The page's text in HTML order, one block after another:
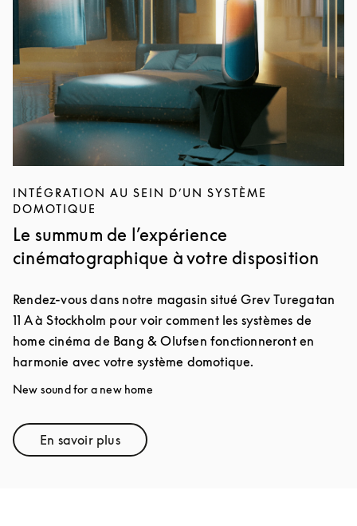
INTÉGRATION AU SEIN D’UN SYSTÈME
DOMOTIQUE
Le summum de l’expérience
cinématographique à votre disposition
Rendez-vous dans notre magasin situé Grev Turegatan
11 A à Stockholm pour voir comment les systèmes de
home cinéma de Bang & Olufsen fonctionneront en
harmonie avec votre système domotique.
New sound for a new home
En savoir plusLink Opens in New Tab